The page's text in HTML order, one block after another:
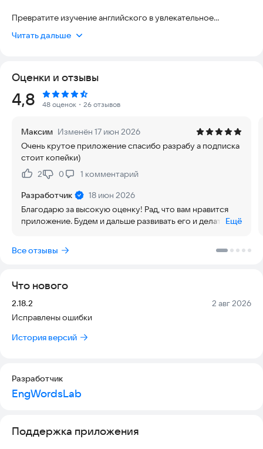
Превратите изучение английского в увлекательное
делает освоение языка простым, эффективным и
Что вас ждет:
- Более 11 000 иллюстрированных слов и выражений — от
базового A1 до продвинутого C2
- Более 40 000 слов в словаре
с яркими картинками
- 7 типов упражнений — разнообразные тренировки для
прочного запоминания
Уникальные возможности:
- Интерактивные пазлы и диалоги из реальной жизни
- Персональные списки слов под ваши цели
- Отслеживание прогресса и достижений
- Повторение по методике интервальных повторений
пользователей, студентов, путешественников и всех, кто
хочет свободно говорить по-английски.
Начните сегодня!
Скачайте и сделайте первый шаг к свободному английскому.
Читать дальше
Оценки и отзывы
Рейтинг:
4,8 48 оценок ・26 отзывов
Максим Изменён 17 июн 2026
Очень крутое приложение спасибо разрабу а подписка
стоит копейки)
Нравится:
2Не нравится:
0 1 комментарий
Разработчик
18 июн 2026
Благодарю за высокую оценку! Рад, что вам нравится
приложение. Будем и дальше развивать его и делать Ещё
Все отзывы
Что нового
Версия:
2.18.2 Дата:
2 авг 2026
Исправлены ошибки
История версий
Разработчик
EngWordsLab
Поддержка приложения